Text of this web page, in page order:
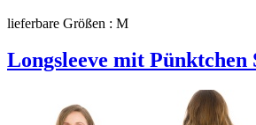
lieferbare Größen : M
Longsleeve mit Pünktchen